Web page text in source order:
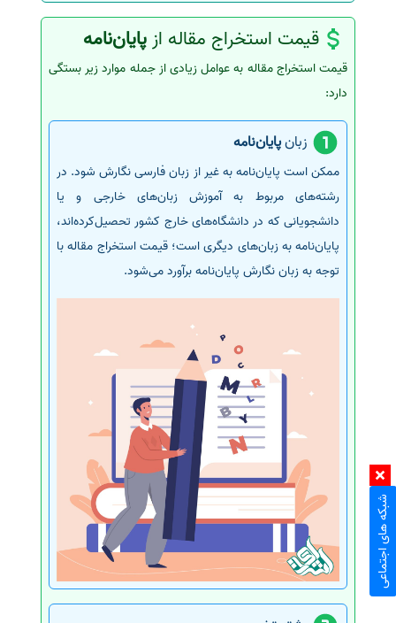
قیمت استخراج مقاله از پایان‌نامه
قیمت استخراج مقاله به عوامل زیادی از جمله موارد زیر بستگی
دارد:
زبانپایان‌نامه
ممکن است پایان‌نامه به غیر از زبان فارسی نگارش شود. در
رشته‌های مربوط به آموزش زبان‌های خارجی و یا
دانشجویانی که در دانشگاه‌های خارج کشور تحصیل‌کرده‌اند،
پایان‌نامه به زبان‌های دیگری است؛ قیمت استخراج مقاله با
توجه به زبان نگارش پایان‌نامه برآورد می‌شود.
شبکه های اجتماعی